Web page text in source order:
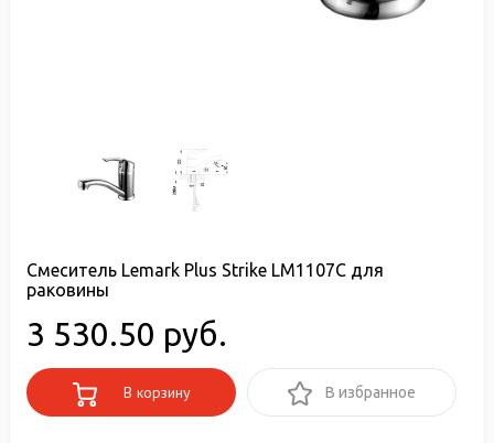
Смеситель Lemark Plus Strike LM1107C для
раковины
3 530.50 руб.
В корзину В избранное